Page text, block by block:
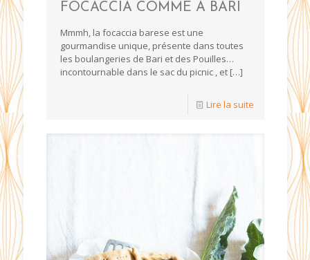
FOCACCIA COMME À BARI
Mmmh, la focaccia barese est une
gourmandise unique, présente dans toutes
les boulangeries de Bari et des Pouilles…
incontournable dans le sac du picnic , et[…]
Lire la suite